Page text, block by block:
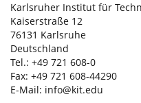
Karlsruher Institut für
Kaiserstraße 12
76131 Karlsruhe
Deutschland
Tel.: +49 721 608-0
Fax: +49 721 608-44290
E-Mail: info@kit.edu